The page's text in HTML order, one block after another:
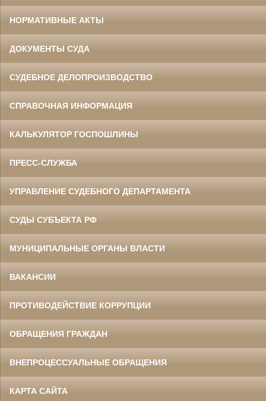
НОРМАТИВНЫЕ АКТЫ
ДОКУМЕНТЫ СУДА
СУДЕБНОЕ ДЕЛОПРОИЗВОДСТВО
СПРАВОЧНАЯ ИНФОРМАЦИЯ
КАЛЬКУЛЯТОР ГОСПОШЛИНЫ
ПРЕСС-СЛУЖБА
УПРАВЛЕНИЕ СУДЕБНОГО ДЕПАРТАМЕНТА
СУДЫ СУБЪЕКТА РФ
МУНИЦИПАЛЬНЫЕ ОРГАНЫ ВЛАСТИ
ВАКАНСИИ
ПРОТИВОДЕЙСТВИЕ КОРРУПЦИИ
ОБРАЩЕНИЯ ГРАЖДАН
ВНЕПРОЦЕССУАЛЬНЫЕ ОБРАЩЕНИЯ
КАРТА САЙТА